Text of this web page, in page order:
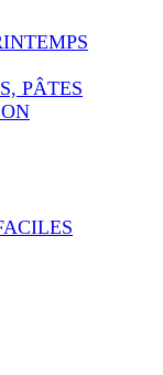
PÂTES